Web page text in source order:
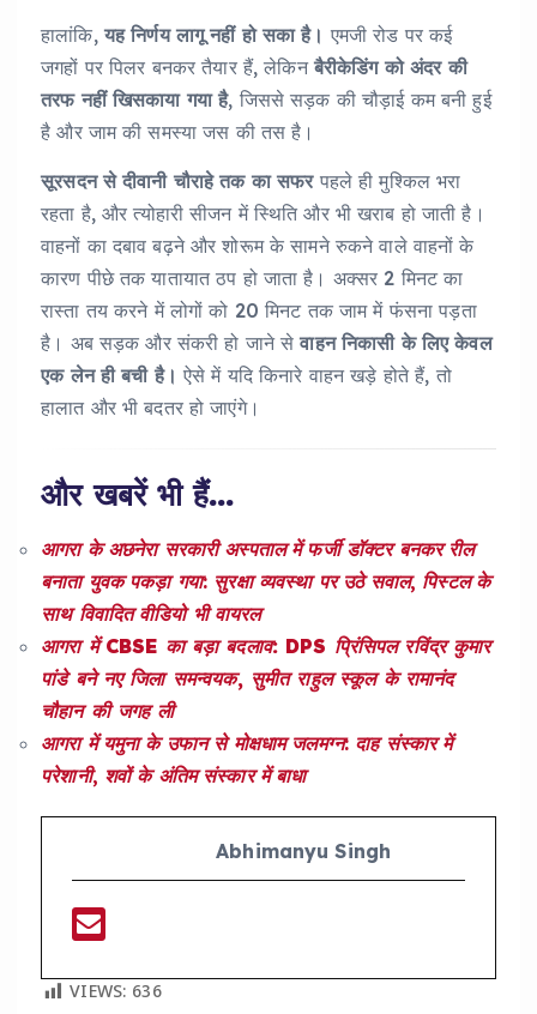
हालांकि,यह निर्णय लागू नहीं हो सका है। एमजी रोड पर कई
जगहों पर पिलर बनकर तैयार हैं, लेकिनबैरीकेडिंग को अंदर की
तरफ नहीं खिसकाया गया है, जिससे सड़क की चौड़ाई कम बनी हुई
है और जाम की समस्या जस की तस है।
सूरसदन से दीवानी चौराहे तक का सफरपहले ही मुश्किल भरा
रहता है, और त्योहारी सीजन में स्थिति और भी खराब हो जाती है।
वाहनों का दबाव बढ़ने और शोरूम के सामने रुकने वाले वाहनों के
कारण पीछे तक यातायात ठप हो जाता है। अक्सर 2 मिनट का
रास्ता तय करने में लोगों को 20 मिनट तक जाम में फंसना पड़ता
है। अब सड़क और संकरी हो जाने सेवाहन निकासी के लिए केवल
एक लेन ही बची है। ऐसे में यदि किनारे वाहन खड़े होते हैं, तो
हालात और भी बदतर हो जाएंगे।
और खबरें भी हैं…
आगरा के अछनेरा सरकारी अस्पताल में फर्जी डॉक्टर बनकर रील
बनाता युवक पकड़ा गया: सुरक्षा व्यवस्था पर उठे सवाल, पिस्टल के
साथ विवादित वीडियो भी वायरल
आगरा में CBSE का बड़ा बदलाव: DPS प्रिंसिपल रविंद्र कुमार
पांडे बने नए जिला समन्वयक, सुमीत राहुल स्कूल के रामानंद
चौहान की जगह ली
आगरा में यमुना के उफान से मोक्षधाम जलमग्न: दाह संस्कार में
परेशानी, शवों के अंतिम संस्कार में बाधा
Abhimanyu Singh
VIEWS: 636